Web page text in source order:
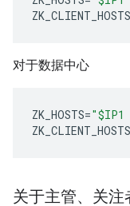
ZK_CLIENT_HOSTS
对于数据中心
ZK_HOSTS="$IP1
ZK_CLIENT_HOSTS
关于主管、关注